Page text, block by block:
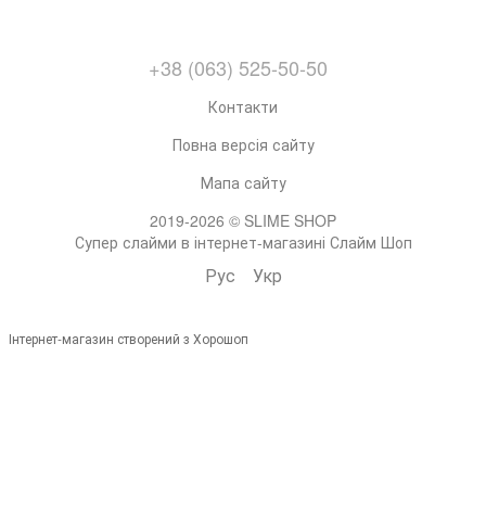
+38 (063) 525-50-50
Контакти
Повна версія сайту
Мапа сайту
2019-2026 © SLIME SHOP
Супер слайми в інтернет-магазині Слайм Шоп
Рус Укр
Інтернет-магазин створений з Хорошоп